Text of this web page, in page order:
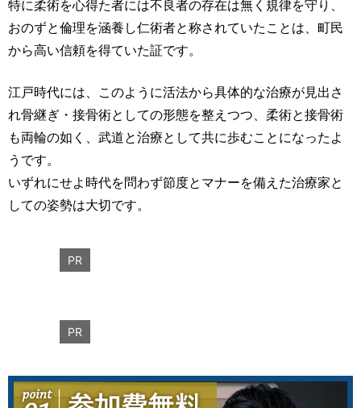
特に柔術を心得た者には不良者の存在は無く規律を守り、
おのずと倫理を涵養し仁術者と称されていたことは、町民
から高い信頼を得ていた証です。
江戸時代には、このように活法から具体的な治療が見出さ
れ骨継ぎ・接骨術としての形態を整えつつ、柔術と接骨術
も両輪の如く、武道と治療として共に歩むことになったよ
うです。
いずれにせよ時代を問わず節度とマナーを備えた治療家と
しての姿勢は大切です。
PR
PR